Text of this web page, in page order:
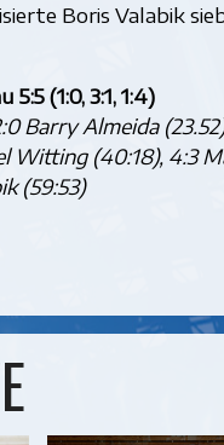
Boris Valabik
(1:0, 3:1, 1:4)
Barry Almeida
Witting (40:18), 4:3
(59:53)